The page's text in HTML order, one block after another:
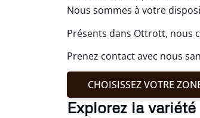
Nous sommes à votre
Présents dans Ottrott, nous
Prenez contact avec nous
CHOISISSEZ VOTRE
Explorez la